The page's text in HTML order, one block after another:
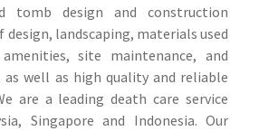
tomb design and construction
design, landscaping, materials used
site maintenance, and
as well as high quality and reliable
are a leading death care service
Singapore and Indonesia. Our